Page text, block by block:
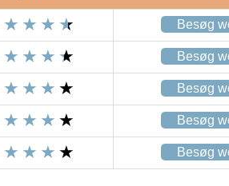
Besøg
Besøg
Besøg
Besøg
Besøg